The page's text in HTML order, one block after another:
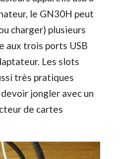
le GN30H peut
charger) plusieurs
aux trois ports USB
Les slots
très pratiques
jongler avec un
de cartes